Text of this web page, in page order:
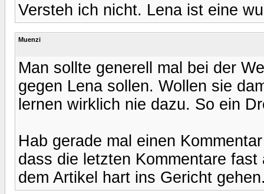
Versteh ich nicht. Lena ist eine
Muenzi
Man sollte generell mal bei der
gegen Lena sollen. Wollen sie
lernen wirklich nie dazu. So ein
Hab gerade mal einen
dass die letzten Kommentare
dem Artikel hart ins Gericht